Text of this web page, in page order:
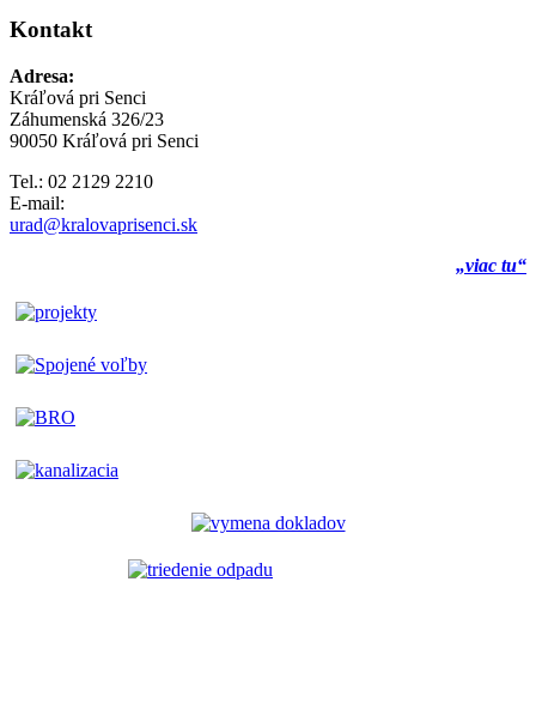
Kontakt
Adresa:
Kráľová pri Senci
Záhumenská 326/23
90050 Kráľová pri Senci
Tel.: 02 2129 2210
E-mail:
urad@kralovaprisenci.sk
„viac tu“